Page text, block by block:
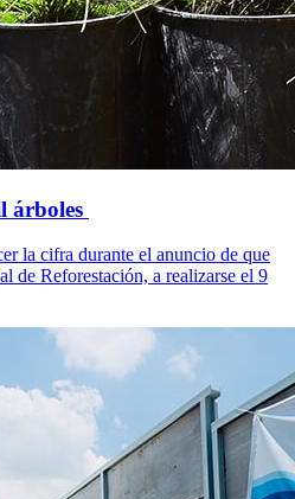
árboles
la cifra durante el anuncio de que
de Reforestación, a realizarse el 9